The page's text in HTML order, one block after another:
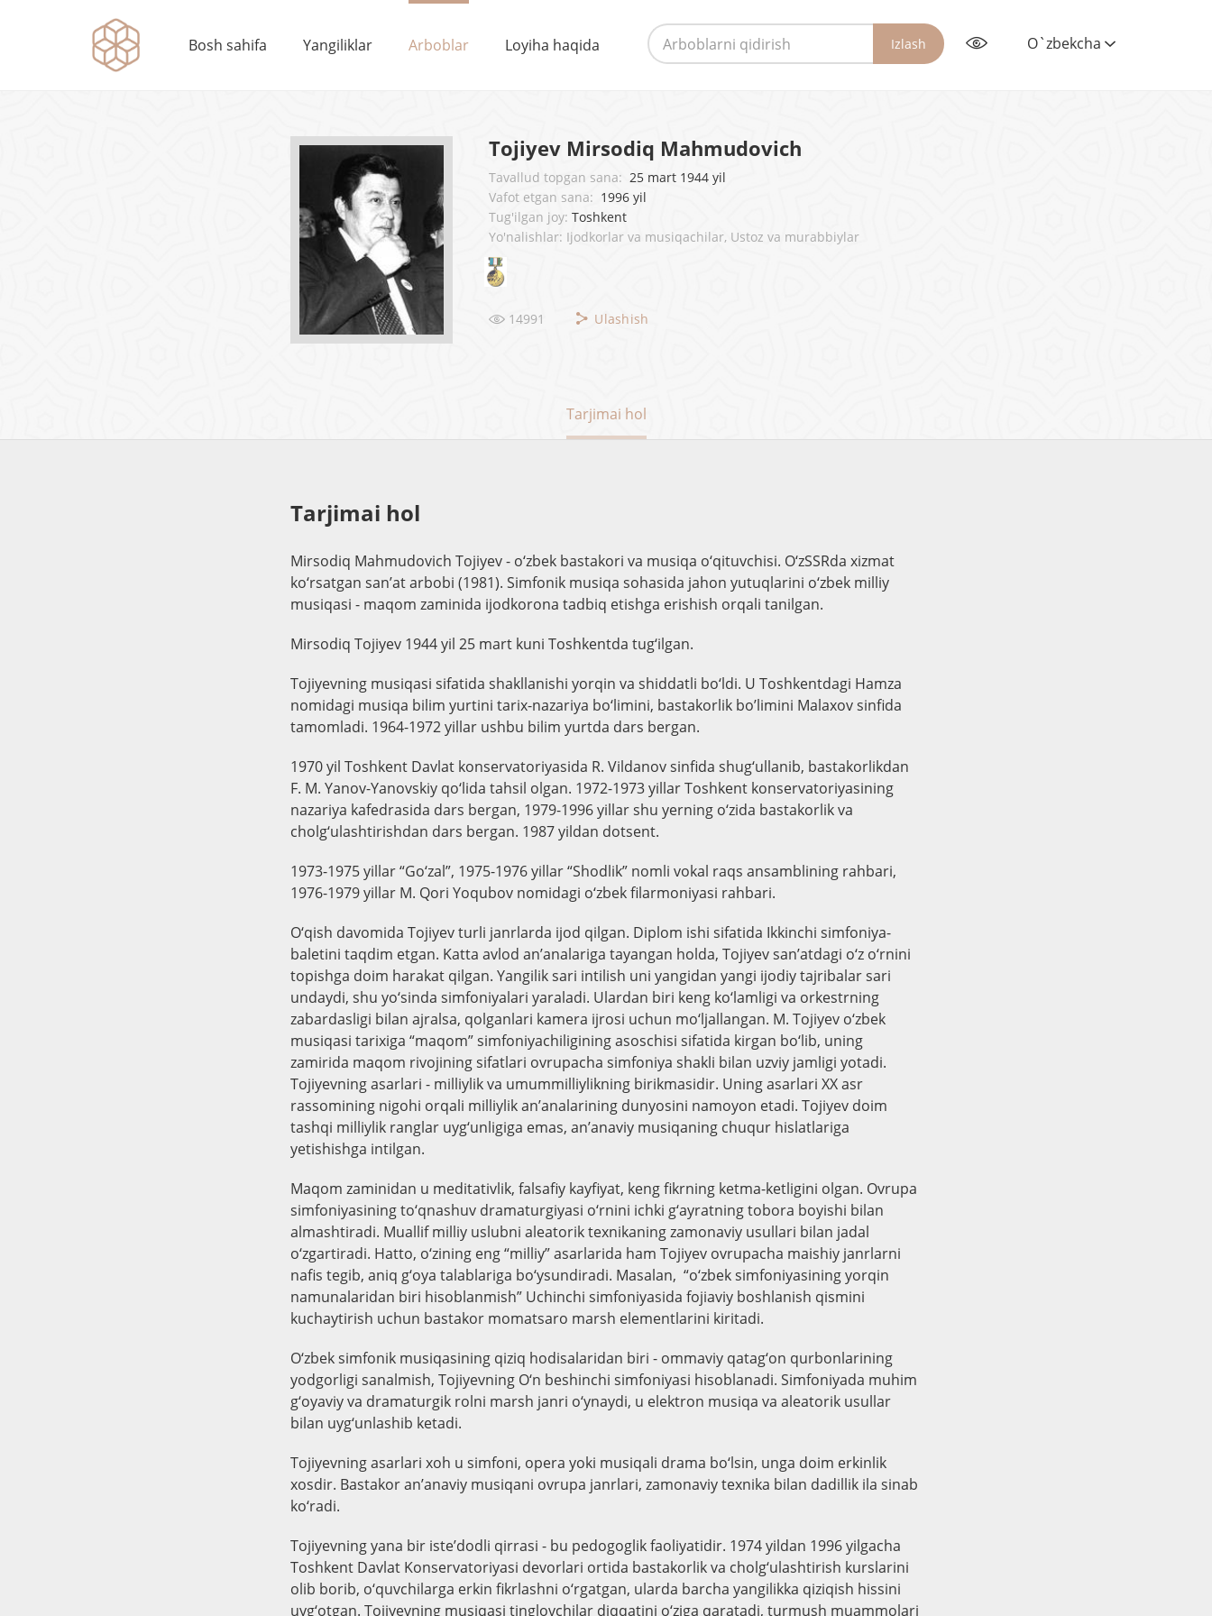
Bosh sahifa Yangiliklar Arboblar Loyiha haqida Izlash O`zbekcha
Tojiyev Mirsodiq Mahmudovich
Tavallud topgan sana: 25 mart 1944 yil
Vafot etgan sana: 1996 yil
Tug'ilgan joy: Toshkent
Yo'nalishlar: Ijodkorlar va musiqachilar, Ustoz va murabbiylar
14991 Ulashish
Tarjimai hol
Tarjimai hol
Mirsodiq Mahmudovich Tojiyev - o‘zbek bastakori va musiqa o‘qituvchisi. O‘zSSRda xizmat
ko‘rsatgan san’at arbobi (1981). Simfonik musiqa sohasida jahon yutuqlarini o‘zbek milliy
musiqasi - maqom zaminida ijodkorona tadbiq etishga erishish orqali tanilgan.
Mirsodiq Tojiyev 1944 yil 25 mart kuni Toshkentda tug‘ilgan.
Tojiyevning musiqasi sifatida shakllanishi yorqin va shiddatli bo‘ldi. U Toshkentdagi Hamza
nomidagi musiqa bilim yurtini tarix-nazariya bo‘limini, bastakorlik bo’limini Malaxov sinfida
tamomladi. 1964-1972 yillar ushbu bilim yurtda dars bergan.
1970 yil Toshkent Davlat konservatoriyasida R. Vildanov sinfida shug‘ullanib, bastakorlikdan
F. M. Yanov-Yanovskiy qo‘lida tahsil olgan. 1972-1973 yillar Toshkent konservatoriyasining
nazariya kafedrasida dars bergan, 1979-1996 yillar shu yerning o‘zida bastakorlik va
cholg‘ulashtirishdan dars bergan. 1987 yildan dotsent.
1973-1975 yillar “Go‘zal”, 1975-1976 yillar “Shodlik” nomli vokal raqs ansamblining rahbari,
1976-1979 yillar M. Qori Yoqubov nomidagi o‘zbek filarmoniyasi rahbari.
O‘qish davomida Tojiyev turli janrlarda ijod qilgan. Diplom ishi sifatida Ikkinchi simfoniya-
baletini taqdim etgan. Katta avlod an’analariga tayangan holda, Tojiyev san’atdagi o‘z o‘rnini
topishga doim harakat qilgan. Yangilik sari intilish uni yangidan yangi ijodiy tajribalar sari
undaydi, shu yo‘sinda simfoniyalari yaraladi. Ulardan biri keng ko‘lamligi va orkestrning
zabardasligi bilan ajralsa, qolganlari kamera ijrosi uchun mo‘ljallangan. M. Tojiyev o‘zbek
musiqasi tarixiga “maqom” simfoniyachiligining asoschisi sifatida kirgan bo‘lib, uning
zamirida maqom rivojining sifatlari ovrupacha simfoniya shakli bilan uzviy jamligi yotadi.
Tojiyevning asarlari - milliylik va umummilliylikning birikmasidir. Uning asarlari XX asr
rassomining nigohi orqali milliylik an’analarining dunyosini namoyon etadi. Tojiyev doim
tashqi milliylik ranglar uyg‘unligiga emas, an’anaviy musiqaning chuqur hislatlariga
yetishishga intilgan.
Maqom zaminidan u meditativlik, falsafiy kayfiyat, keng fikrning ketma-ketligini olgan. Ovrupa
simfoniyasining to‘qnashuv dramaturgiyasi o‘rnini ichki g‘ayratning tobora boyishi bilan
almashtiradi. Muallif milliy uslubni aleatorik texnikaning zamonaviy usullari bilan jadal
o‘zgartiradi. Hatto, o‘zining eng “milliy” asarlarida ham Tojiyev ovrupacha maishiy janrlarni
nafis tegib, aniq g‘oya talablariga bo‘ysundiradi. Masalan, “o‘zbek simfoniyasining yorqin
namunalaridan biri hisoblanmish” Uchinchi simfoniyasida fojiaviy boshlanish qismini
kuchaytirish uchun bastakor momatsaro marsh elementlarini kiritadi.
O‘zbek simfonik musiqasining qiziq hodisalaridan biri - ommaviy qatag‘on qurbonlarining
yodgorligi sanalmish, Tojiyevning O‘n beshinchi simfoniyasi hisoblanadi. Simfoniyada muhim
g‘oyaviy va dramaturgik rolni marsh janri o‘ynaydi, u elektron musiqa va aleatorik usullar
bilan uyg‘unlashib ketadi.
Tojiyevning asarlari xoh u simfoni, opera yoki musiqali drama bo‘lsin, unga doim erkinlik
xosdir. Bastakor an’anaviy musiqani ovrupa janrlari, zamonaviy texnika bilan dadillik ila sinab
ko‘radi.
Tojiyevning yana bir iste’dodli qirrasi - bu pedogoglik faoliyatidir. 1974 yildan 1996 yilgacha
Toshkent Davlat Konservatoriyasi devorlari ortida bastakorlik va cholg‘ulashtirish kurslarini
olib borib, o‘quvchilarga erkin fikrlashni o‘rgatgan, ularda barcha yangilikka qiziqish hissini
uyg‘otgan. Tojiyevning musiqasi tinglovchilar diqqatini o‘ziga qaratadi, turmush muammolari